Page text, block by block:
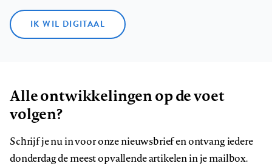
IK WIL DIGITAAL
Alle ontwikkelingen op de voet
volgen?
Schrijf je nu in voor onze nieuwsbrief en ontvang iedere
donderdag de meest opvallende artikelen in je mailbox.